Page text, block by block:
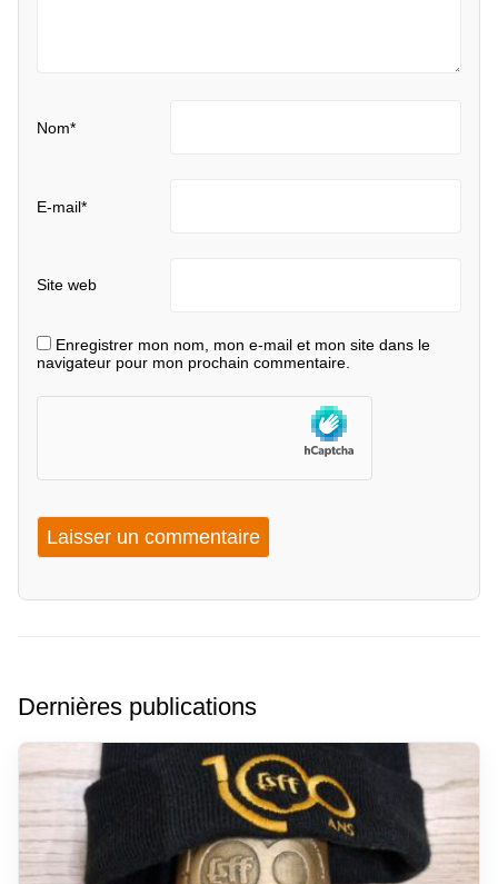
Nom*
E-mail*
Site web
Enregistrer mon nom, mon e-mail et mon site dans le
navigateur pour mon prochain commentaire.
Dernières publications